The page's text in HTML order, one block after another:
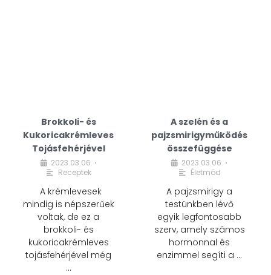
Brokkoli- és
Kukoricakrémleves
Tojásfehérjével
2023.03.06. •
Receptek
A krémlevesek
mindig is népszerűek
voltak, de ez a
brokkoli- és
kukoricakrémleves
tojásfehérjével még
…
A szelén és a
pajzsmirigyműködés
összefüggése
2023.03.06. •
Életmód
A pajzsmirigy a
testünkben lévő
egyik legfontosabb
szerv, amely számos
hormonnal és
enzimmel segíti a …